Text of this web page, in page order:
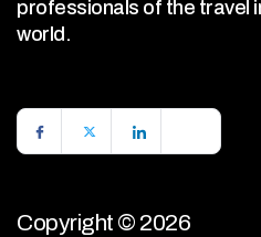
professionals of the travel
world.
Copyright © 2026